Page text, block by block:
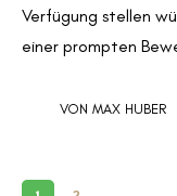
Verfügung stellen
einer prompten
VON MAX HUBER